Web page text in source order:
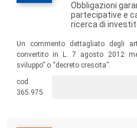
Obbligazioni
partecipative e
ricerca di
Un commento dettagliato degli
convertito in L. 7 agosto 2012
sviluppo” o “decreto crescita”.
cod.
365.975